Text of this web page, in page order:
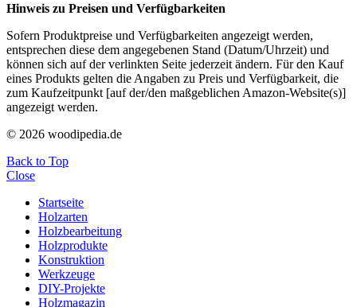
Hinweis zu Preisen und Verfügbarkeiten
Sofern Produktpreise und Verfügbarkeiten angezeigt werden,
entsprechen diese dem angegebenen Stand (Datum/Uhrzeit) und
können sich auf der verlinkten Seite jederzeit ändern. Für den Kauf
eines Produkts gelten die Angaben zu Preis und Verfügbarkeit, die
zum Kaufzeitpunkt [auf der/den maßgeblichen Amazon-Website(s)]
angezeigt werden.
© 2026 woodipedia.de
Back to Top
Close
Startseite
Holzarten
Holzbearbeitung
Holzprodukte
Konstruktion
Werkzeuge
DIY-Projekte
Holzmagazin